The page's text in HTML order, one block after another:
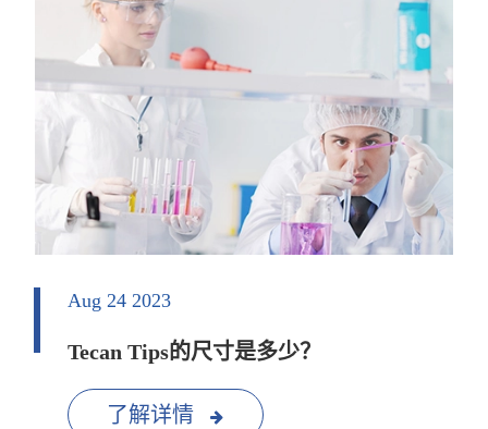
Aug 24 2023
Tecan Tips的尺寸是多少？
了解详情